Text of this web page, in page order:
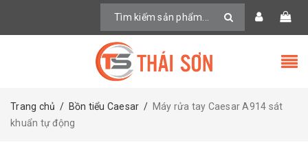
Trang chủ / Bồn tiểu Caesar / Máy rửa tay Caesar A914 sát
khuẩn tự động